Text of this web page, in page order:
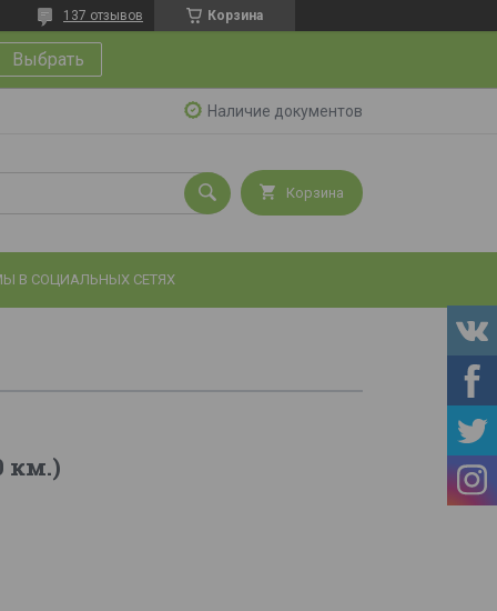
Корзина
137 отзывов
Выбрать
Наличие документов
Корзина
В СОЦИАЛЬНЫХ СЕТЯХ
км.)